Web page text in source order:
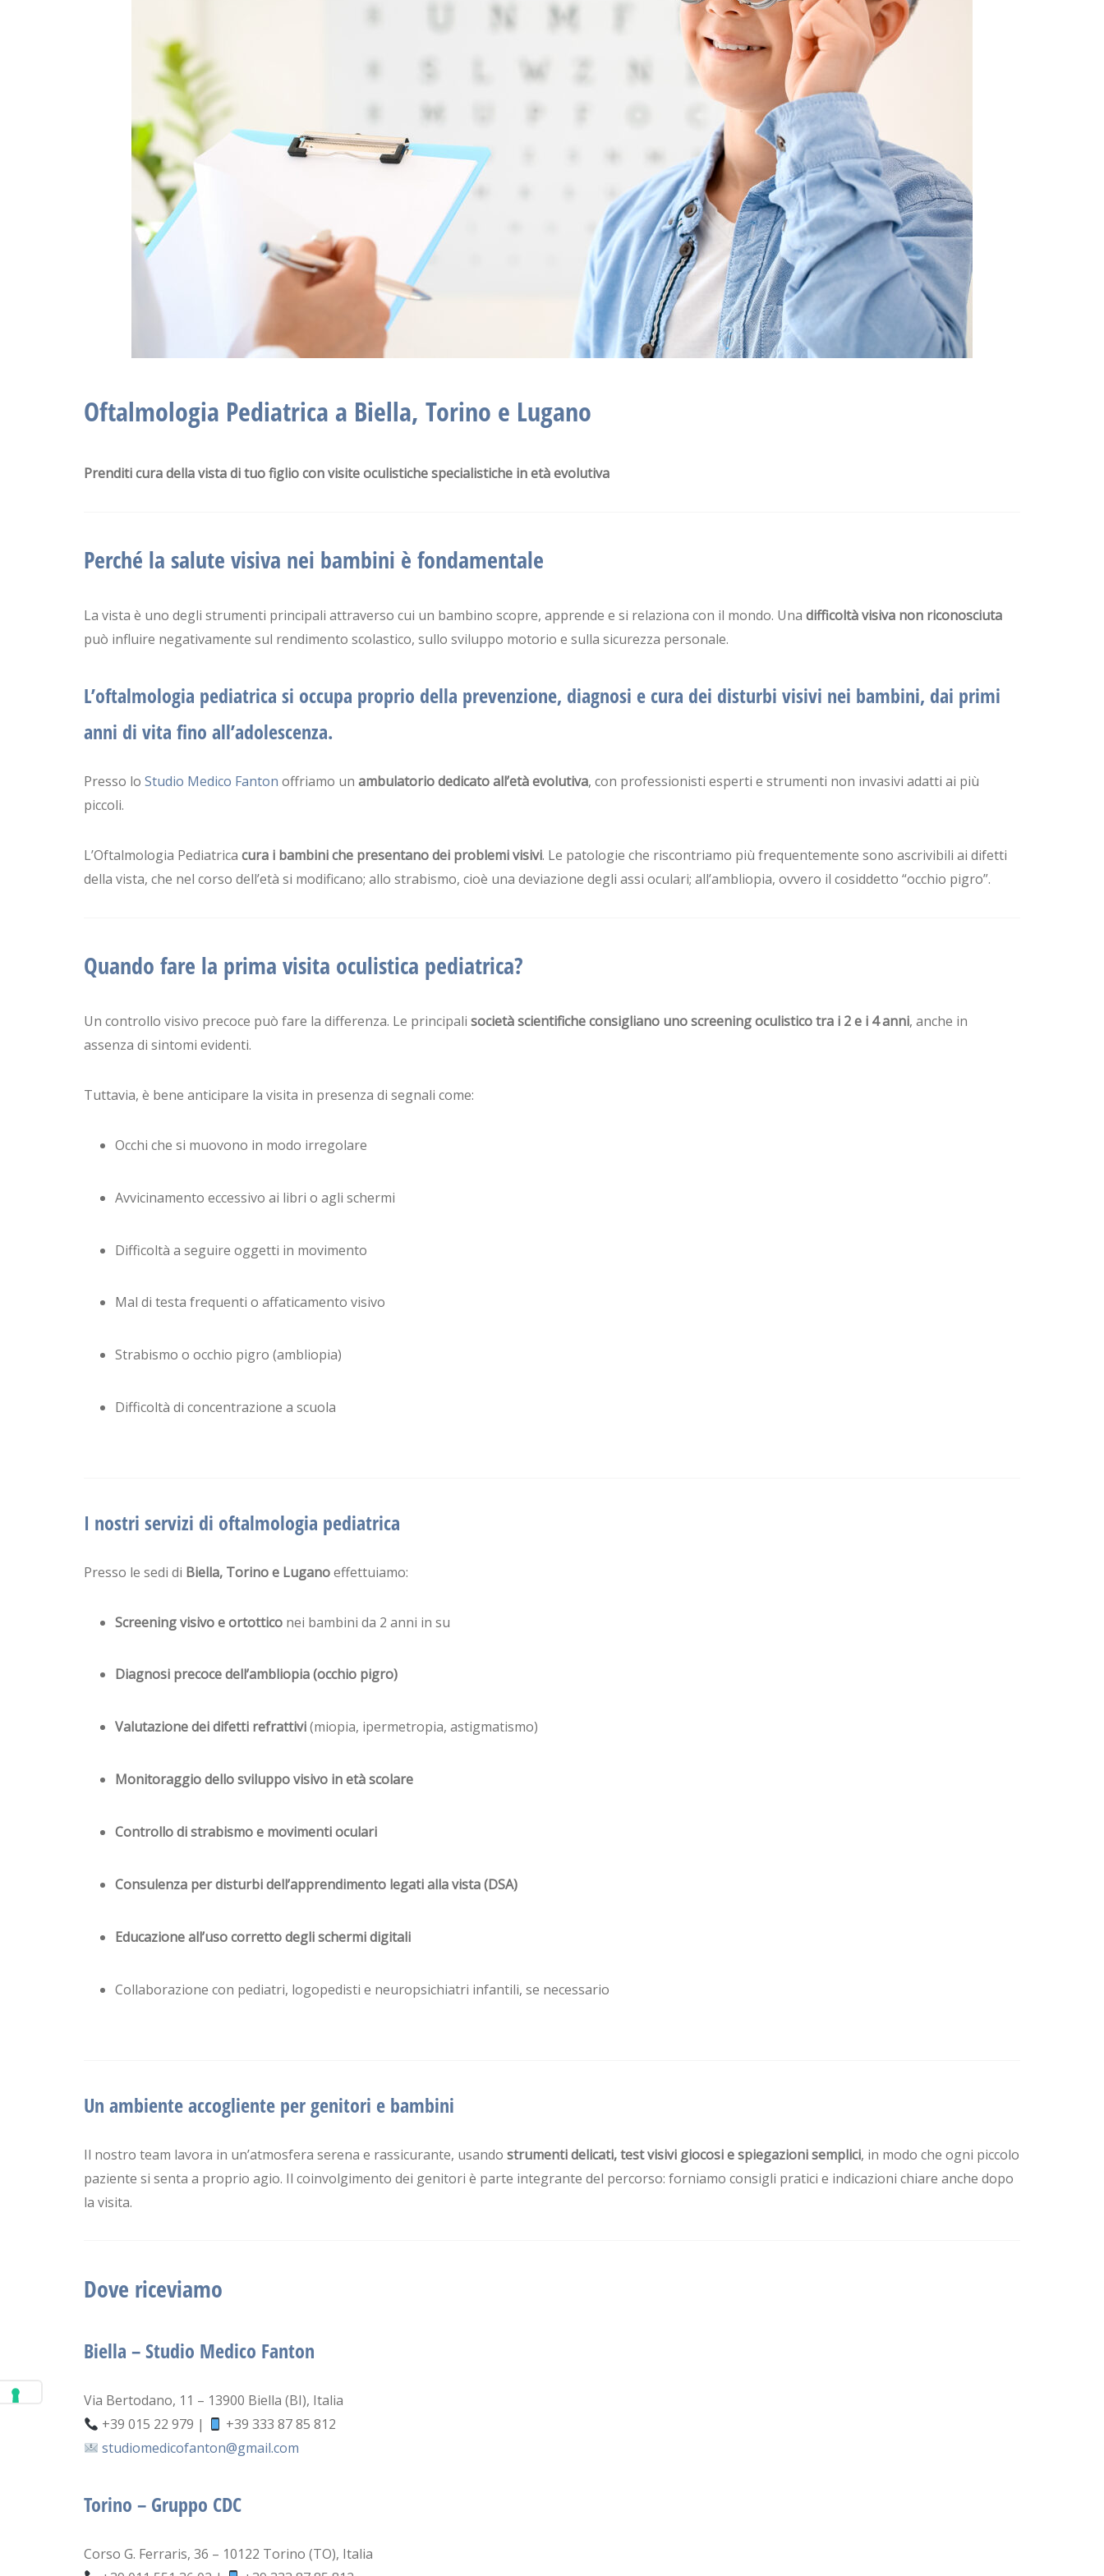
Oftalmologia Pediatrica a Biella, Torino e Lugano
Prenditi cura della vista di tuo figlio con visite oculistiche specialistiche in età evolutiva
Perché la salute visiva nei bambini è fondamentale
La vista è uno degli strumenti principali attraverso cui un bambino scopre, apprende e si relaziona con il mondo. Una difficoltà visiva non riconosciuta
può influire negativamente sul rendimento scolastico, sullo sviluppo motorio e sulla sicurezza personale.
L’oftalmologia pediatrica si occupa proprio della prevenzione, diagnosi e cura dei disturbi visivi nei bambini, dai primi
anni di vita fino all’adolescenza.
Presso lo Studio Medico Fanton offriamo un ambulatorio dedicato all’età evolutiva, con professionisti esperti e strumenti non invasivi adatti ai più
piccoli.
L’Oftalmologia Pediatrica cura i bambini che presentano dei problemi visivi. Le patologie che riscontriamo più frequentemente sono ascrivibili ai difetti
della vista, che nel corso dell’età si modificano; allo strabismo, cioè una deviazione degli assi oculari; all’ambliopia, ovvero il cosiddetto “occhio pigro”.
Quando fare la prima visita oculistica pediatrica?
Un controllo visivo precoce può fare la differenza. Le principali società scientifiche consigliano uno screening oculistico tra i 2 e i 4 anni, anche in
assenza di sintomi evidenti.
Tuttavia, è bene anticipare la visita in presenza di segnali come:
Occhi che si muovono in modo irregolare
Avvicinamento eccessivo ai libri o agli schermi
Difficoltà a seguire oggetti in movimento
Mal di testa frequenti o affaticamento visivo
Strabismo o occhio pigro (ambliopia)
Difficoltà di concentrazione a scuola
I nostri servizi di oftalmologia pediatrica
Presso le sedi di Biella, Torino e Luganoeffettuiamo:
Screening visivo e ortottico nei bambini da 2 anni in su
Diagnosi precoce dell’ambliopia (occhio pigro)
Valutazione dei difetti refrattivi(miopia, ipermetropia, astigmatismo)
Monitoraggio dello sviluppo visivo in età scolare
Controllo di strabismo e movimenti oculari
Consulenza per disturbi dell’apprendimento legati alla vista (DSA)
Educazione all’uso corretto degli schermi digitali
Collaborazione con pediatri, logopedisti e neuropsichiatri infantili, se necessario
Un ambiente accogliente per genitori e bambini
Il nostro team lavora in un’atmosfera serena e rassicurante, usando strumenti delicati, test visivi giocosi e spiegazioni semplici, in modo che ogni piccolo
paziente si senta a proprio agio. Il coinvolgimento dei genitori è parte integrante del percorso: forniamo consigli pratici e indicazioni chiare anche dopo
la visita.
Dove riceviamo
Biella – Studio Medico Fanton
Via Bertodano, 11 – 13900 Biella (BI), Italia
+39 015 22 979 |
+39 333 87 85 812
studiomedicofanton@gmail.com
Torino – Gruppo CDC
Corso G. Ferraris, 36 – 10122 Torino (TO), Italia